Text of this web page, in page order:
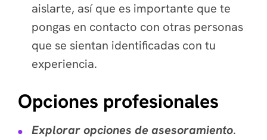
aislarte, así que es importante que te
pongas en contacto con otras personas
que se sientan identificadas con tu
experiencia.
Opciones profesionales
Explorar opciones de asesoramiento.